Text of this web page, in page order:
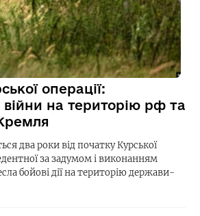
операції:
на територію рф та
два роки від початку Курської
за задумом і виконанням
бойові дії на територію держави-